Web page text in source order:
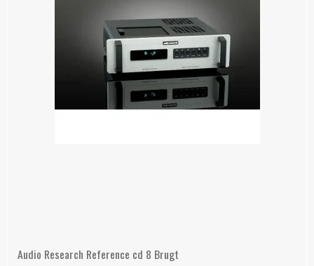
Audio Research Reference cd 8 Brugt